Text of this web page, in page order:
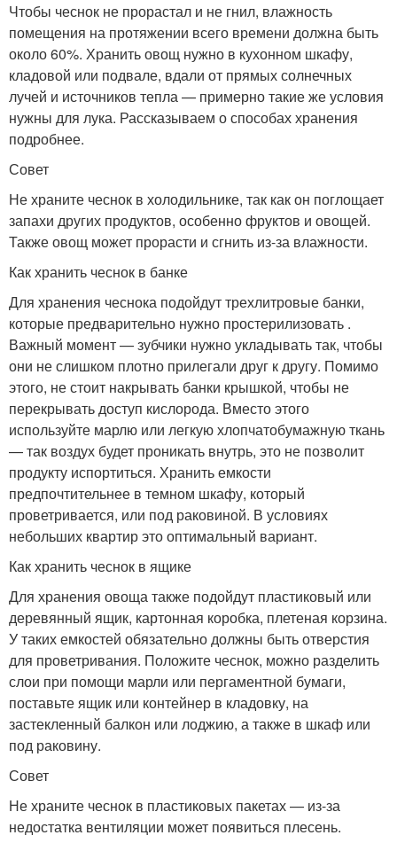
Чтобы чеснок не прорастал и не гнил, влажность
помещения на протяжении всего времени должна быть
около 60%. Хранить овощ нужно в кухонном шкафу,
кладовой или подвале, вдали от прямых солнечных
лучей и источников тепла — примерно такие же условия
нужны для лука. Рассказываем о способах хранения
подробнее.
Совет
Не храните чеснок в холодильнике, так как он поглощает
запахи других продуктов, особенно фруктов и овощей.
Также овощ может прорасти и сгнить из-за влажности.
Как хранить чеснок в банке
Для хранения чеснока подойдут трехлитровые банки,
которые предварительно нужно простерилизовать .
Важный момент — зубчики нужно укладывать так, чтобы
они не слишком плотно прилегали друг к другу. Помимо
этого, не стоит накрывать банки крышкой, чтобы не
перекрывать доступ кислорода. Вместо этого
используйте марлю или легкую хлопчатобумажную ткань
— так воздух будет проникать внутрь, это не позволит
продукту испортиться. Хранить емкости
предпочтительнее в темном шкафу, который
проветривается, или под раковиной. В условиях
небольших квартир это оптимальный вариант.
Как хранить чеснок в ящике
Для хранения овоща также подойдут пластиковый или
деревянный ящик, картонная коробка, плетеная корзина.
У таких емкостей обязательно должны быть отверстия
для проветривания. Положите чеснок, можно разделить
слои при помощи марли или пергаментной бумаги,
поставьте ящик или контейнер в кладовку, на
застекленный балкон или лоджию, а также в шкаф или
под раковину.
Совет
Не храните чеснок в пластиковых пакетах — из-за
недостатка вентиляции может появиться плесень.